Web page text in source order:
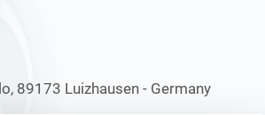
89173 Luizhausen - Germany